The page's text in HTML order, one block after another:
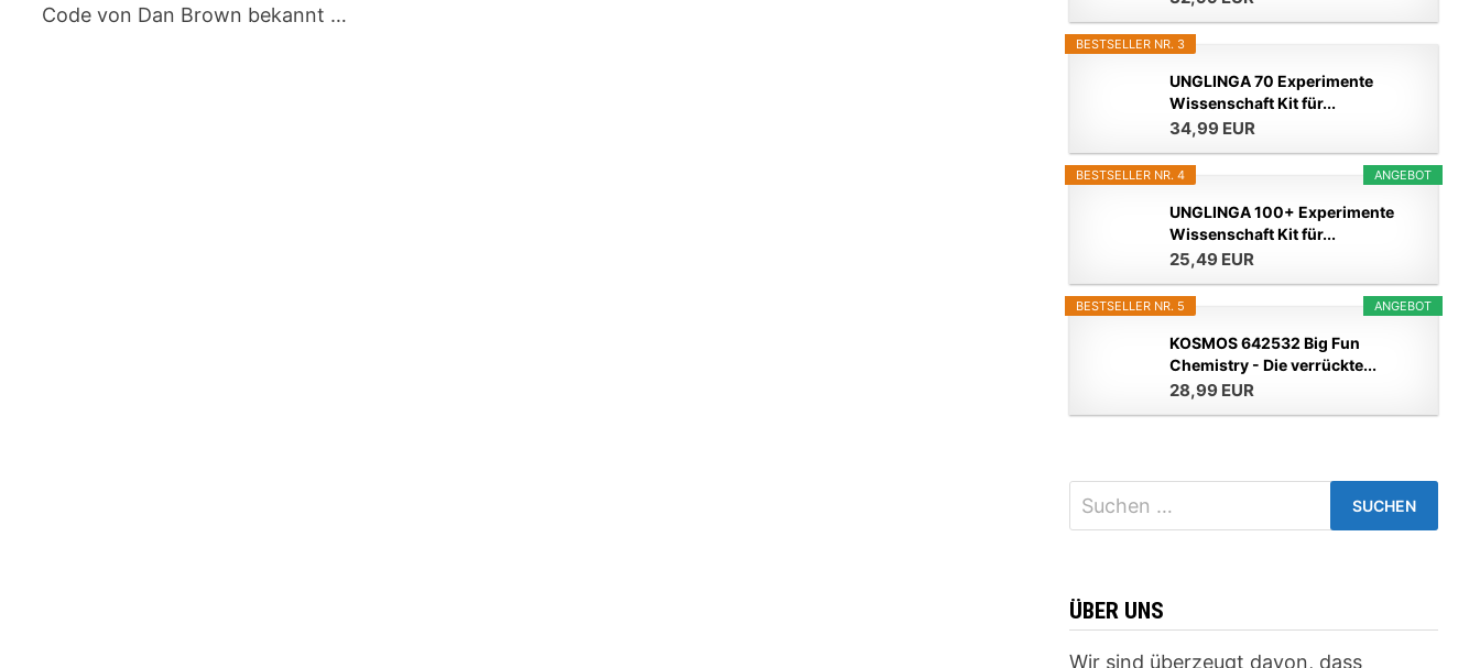
Code von Dan Brown bekannt …
BESTSELLER NR. 3
UNGLINGA 70 Experimente
Wissenschaft Kit für...
34,99 EUR
ANGEBOT
BESTSELLER NR. 4
UNGLINGA 100+ Experimente
Wissenschaft Kit für...
25,49 EUR
ANGEBOT
BESTSELLER NR. 5
KOSMOS 642532 Big Fun
Chemistry - Die verrückte...
28,99 EUR
Suchen
nach:
ÜBER UNS
Wir sind überzeugt davon, dass